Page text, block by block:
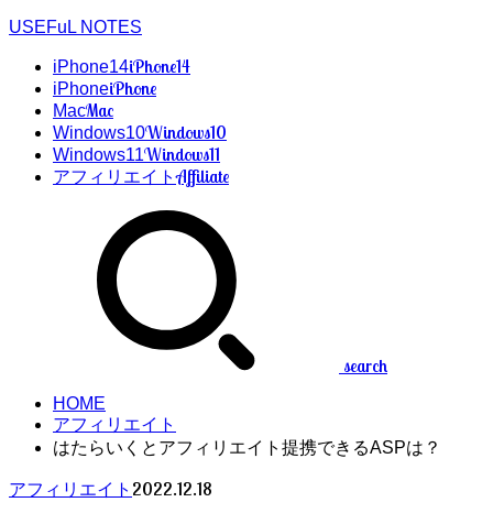
USEFuL NOTES
iPhone14iPhone14
iPhoneiPhone
MacMac
Windows10Windows10
Windows11Windows11
アフィリエイトAffiliate
search
HOME
アフィリエイト
はたらいくとアフィリエイト提携できるASPは？
アフィリエイト 2022.12.18